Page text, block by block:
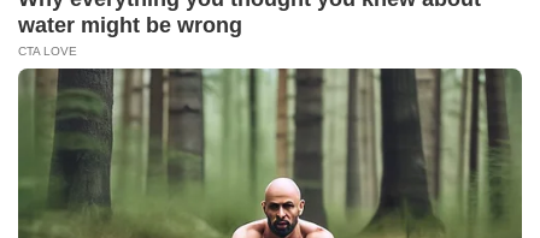
råkjøring. Grunnen? Jeg ler så tårene triller!
Copyright © 2026 Dagens Beste. Drevet av WordPressog